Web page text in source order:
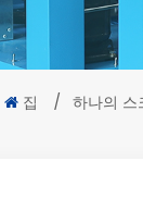
집 / 하나의 스